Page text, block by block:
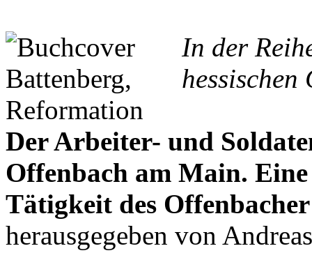
In der
hessischen
Der Arbeiter- und
Offenbach am Main.
Tätigkeit des
herausgegeben von